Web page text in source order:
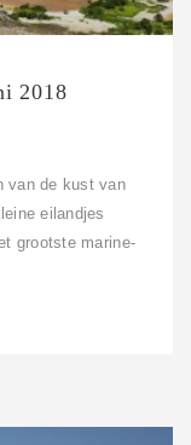
2018
van de kust van
eilandjes
grootste marine-